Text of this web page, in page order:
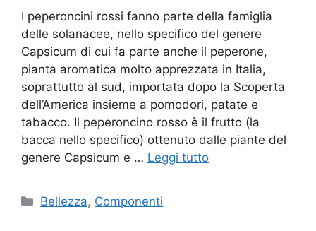
I peperoncini rossi fanno parte della famiglia
delle solanacee, nello specifico del genere
Capsicum di cui fa parte anche il peperone,
pianta aromatica molto apprezzata in Italia,
soprattutto al sud, importata dopo la Scoperta
dell’America insieme a pomodori, patate e
tabacco. Il peperoncino rosso è il frutto (la
bacca nello specifico) ottenuto dalle piante del
genere Capsicum e … Leggi tutto
Categorie
Bellezza, Componenti